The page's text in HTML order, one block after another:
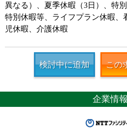
異なる）、夏季休暇（3日）、特
特別休暇等、ライフプラン休暇、
児休暇、介護休暇
検討中に追加 この
企業情報